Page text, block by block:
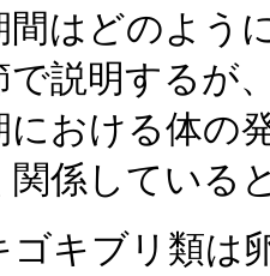
間はどのよう
で説明するが
における体の
関係している
キブリ類は